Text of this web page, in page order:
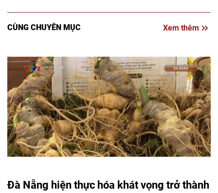
CÙNG CHUYÊN MỤC Xem thêm
Đà Nẵng hiện thực hóa khát vọng trở thành